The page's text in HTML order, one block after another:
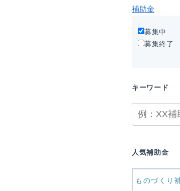
補助金
募集中
募集終了
キーワード
人気補助金
ものづくり